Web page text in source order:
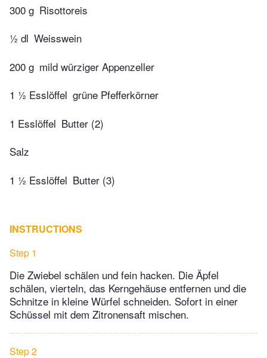
300 g Risottoreis
½ dl Weisswein
200 g mild würziger Appenzeller
1 ½ Esslöffel grüne Pfefferkörner
1 Esslöffel Butter (2)
Salz
1 ½ Esslöffel Butter (3)
INSTRUCTIONS
Step 1
Die Zwiebel schälen und fein hacken. Die Äpfel
schälen, vierteln, das Kerngehäuse entfernen und die
Schnitze in kleine Würfel schneiden. Sofort in einer
Schüssel mit dem Zitronensaft mischen.
Step 2